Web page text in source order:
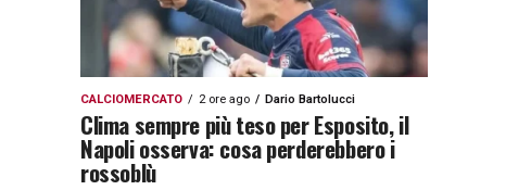
CALCIOMERCATO 2 ore ago Dario Bartolucci
Clima sempre più teso per Esposito, il
Napoli osserva: cosa perderebbero i
rossoblù